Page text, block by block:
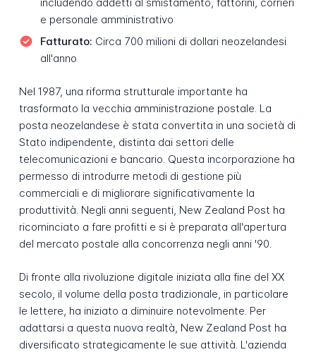
e personale amministrativo
Fatturato: Circa 700 milioni di dollari neozelandesi
all'anno
Nel 1987, una riforma strutturale importante ha
trasformato la vecchia amministrazione postale. La
posta neozelandese è stata convertita in una società di
Stato indipendente, distinta dai settori delle
telecomunicazioni e bancario. Questa incorporazione ha
permesso di introdurre metodi di gestione più
commerciali e di migliorare significativamente la
produttività. Negli anni seguenti, New Zealand Post ha
ricominciato a fare profitti e si è preparata all'apertura
del mercato postale alla concorrenza negli anni '90.
Di fronte alla rivoluzione digitale iniziata alla fine del XX
secolo, il volume della posta tradizionale, in particolare
le lettere, ha iniziato a diminuire notevolmente. Per
adattarsi a questa nuova realtà, New Zealand Post ha
diversificato strategicamente le sue attività. L'azienda